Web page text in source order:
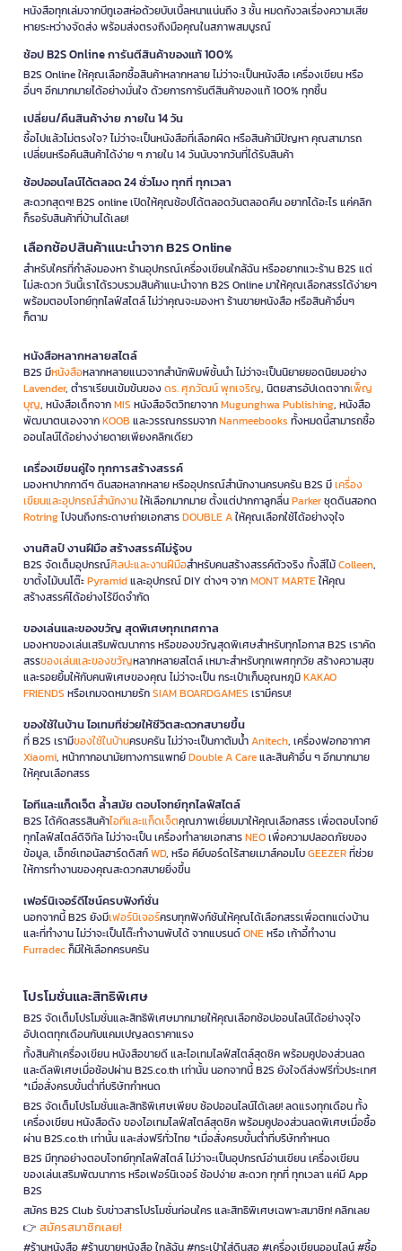
หนังสือทุกเล่มจากบีทูเอสห่อด้วยบับเบิ้ลหนาแน่นถึง 3 ชั้น หมดกังวลเรื่องความเสีย
หายระหว่างจัดส่ง พร้อมส่งตรงถึงมือคุณในสภาพสมบูรณ์
ช้อป B2S Online การันตีสินค้าของแท้ 100%
B2S Online ให้คุณเลือกซื้อสินค้าหลากหลาย ไม่ว่าจะเป็นหนังสือ เครื่องเขียน หรือ
อื่นๆ อีกมากมายได้อย่างมั่นใจ ด้วยการการันตีสินค้าของแท้ 100% ทุกชิ้น
เปลี่ยน/คืนสินค้าง่าย ภายใน 14 วัน
ซื้อไปแล้วไม่ตรงใจ? ไม่ว่าจะเป็นหนังสือที่เลือกผิด หรือสินค้ามีปัญหา คุณสามารถ
เปลี่ยนหรือคืนสินค้าได้ง่าย ๆ ภายใน 14 วันนับจากวันที่ได้รับสินค้า
ช้อปออนไลน์ได้ตลอด 24 ชั่วโมง ทุกที่ ทุกเวลา
สะดวกสุดๆ! B2S online เปิดให้คุณช้อปได้ตลอดวันตลอดคืน อยากได้อะไร แค่คลิก
ก็รอรับสินค้าที่บ้านได้เลย!
เลือกช้อปสินค้าแนะนำจาก B2S Online
สำหรับใครที่กำลังมองหา ร้านอุปกรณ์เครื่องเขียนใกล้ฉัน หรืออยากแวะร้าน B2S แต่
ไม่สะดวก วันนี้เราได้รวบรวมสินค้าแนะนำจาก B2S Online มาให้คุณเลือกสรรได้ง่ายๆ
พร้อมตอบโจทย์ทุกไลฟ์สไตล์ ไม่ว่าคุณจะมองหา ร้านขายหนังสือ หรือสินค้าอื่นๆ
ก็ตาม
หนังสือหลากหลายสไตล์
B2S มีหนังสือหลากหลายแนวจากสำนักพิมพ์ชั้นนำ ไม่ว่าจะเป็นนิยายยอดนิยมอย่าง
Lavender, ตำราเรียนเข้มข้นของดร. ศุภวัฒน์ พุกเจริญ, นิตยสารอัปเดตจากเพ็ญ
บุญ, หนังสือเด็กจากMIS หนังสือจิตวิทยาจากMugunghwa Publishing, หนังสือ
พัฒนาตนเองจากKOOB และวรรณกรรมจากNanmeebooks ทั้งหมดนี้สามารถซื้อ
ออนไลน์ได้อย่างง่ายดายเพียงคลิกเดียว
เครื่องเขียนคู่ใจ ทุกการสร้างสรรค์
มองหาปากกาดีๆ ดินสอหลากหลาย หรืออุปกรณ์สำนักงานครบครัน B2S มีเครื่อง
เขียนและอุปกรณ์สำนักงานให้เลือกมากมาย ตั้งแต่ปากกาลูกลื่นParkerชุดดินสอกด
Rotringไปจนถึงกระดาษถ่ายเอกสารDOUBLE Aให้คุณเลือกใช้ได้อย่างจุใจ
งานศิลป์ งานฝีมือ สร้างสรรค์ไม่รู้จบ
B2S จัดเต็มอุปกรณ์ศิลปะและงานฝีมือสำหรับคนสร้างสรรค์ตัวจริง ทั้งสีไม้Colleen,
ขาตั้งไม้บนโต๊ะPyramidและอุปกรณ์ DIY ต่างๆ จากMONT MARTEให้คุณ
สร้างสรรค์ได้อย่างไร้ขีดจำกัด
ของเล่นและของขวัญ สุดพิเศษทุกเทศกาล
มองหาของเล่นเสริมพัฒนาการ หรือของขวัญสุดพิเศษสำหรับทุกโอกาส B2S เราคัด
สรรของเล่นและของขวัญหลากหลายสไตล์ เหมาะสำหรับทุกเพศทุกวัย สร้างความสุข
และรอยยิ้มให้กับคนพิเศษของคุณ ไม่ว่าจะเป็น กระเป๋าเก็บอุณหภูมิKAKAO
FRIENDS หรือเกมจดหมายรักSIAM BOARDGAMES เรามีครบ!
ของใช้ในบ้าน ไอเทมที่ช่วยให้ชีวิตสะดวกสบายขึ้น
ที่ B2S เรามีของใช้ในบ้านครบครัน ไม่ว่าจะเป็นกาต้มน้ำAnitech, เครื่องฟอกอากาศ
Xiaomi, หน้ากากอนามัยทางการแพทย์Double A Careและสินค้าอื่น ๆ อีกมากมาย
ให้คุณเลือกสรร
ไอทีและแก็ดเจ็ต ล้ำสมัย ตอบโจทย์ทุกไลฟ์สไตล์
B2S ได้คัดสรรสินค้าไอทีและแก็ดเจ็ตคุณภาพเยี่ยมมาให้คุณเลือกสรร เพื่อตอบโจทย์
ทุกไลฟ์สไตล์ดิจิทัล ไม่ว่าจะเป็น เครื่องทำลายเอกสารNEOเพื่อความปลอดภัยของ
ข้อมูล, เอ็กซ์เทอนัลฮาร์ดดิสก์WD, หรือ คีย์บอร์ดไร้สายเมาส์คอมโบGEEZERที่ช่วย
ให้การทำงานของคุณสะดวกสบายยิ่งขึ้น
เฟอร์นิเจอร์ดีไซน์ครบฟังก์ชั่น
นอกจากนี้ B2S ยังมีเฟอร์นิเจอร์ครบทุกฟังก์ชันให้คุณได้เลือกสรรเพื่อตกแต่งบ้าน
และที่ทำงาน ไม่ว่าจะเป็นโต๊ะทำงานพับได้ จากแบรนด์ONEหรือ เก้าอี้ทำงาน
Furradecก็มีให้เลือกครบครัน
โปรโมชั่นและสิทธิพิเศษ
B2S จัดเต็มโปรโมชั่นและสิทธิพิเศษมากมายให้คุณเลือกช้อปออนไลน์ได้อย่างจุใจ
อัปเดตทุกเดือนกับแคมเปญลดราคาแรง
ทั้งสินค้าเครื่องเขียน หนังสือขายดี และไอเทมไลฟ์สไตล์สุดชิค พร้อมคูปองส่วนลด
และดีลพิเศษเมื่อช้อปผ่าน B2S.co.th เท่านั้น นอกจากนี้ B2S ยังใจดีส่งฟรีทั่วประเทศ
*เมื่อสั่งครบขั้นต่ำที่บริษัทกำหนด
B2S จัดเต็มโปรโมชั่นและสิทธิพิเศษเพียบ ช้อปออนไลน์ได้เลย! ลดแรงทุกเดือน ทั้ง
เครื่องเขียน หนังสือดัง ของไอเทมไลฟ์สไตล์สุดชิค พร้อมคูปองส่วนลดพิเศษเมื่อซื้อ
ผ่าน B2S.co.th เท่านั้น และส่งฟรีทั่วไทย *เมื่อสั่งครบขั้นต่ำที่บริษัทกำหนด
B2S มีทุกอย่างตอบโจทย์ทุกไลฟ์สไตล์ ไม่ว่าจะเป็นอุปกรณ์อ่านเขียน เครื่องเขียน
ของเล่นเสริมพัฒนาการ หรือเฟอร์นิเจอร์ ช้อปง่าย สะดวก ทุกที่ ทุกเวลา แค่มี App
B2S
สมัคร B2S Club รับข่าวสารโปรโมชั่นก่อนใคร และสิทธิพิเศษเฉพาะสมาชิก! คลิกเลย
👉 สมัครสมาชิกเลย!
#ร้านหนังสือ #ร้านขายหนังสือ ใกล้ฉัน #กระเป๋าใส่ดินสอ #เครื่องเขียนออนไลน์ #ซื้อ